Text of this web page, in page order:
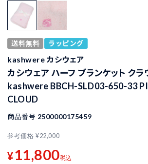
送料無料 ラッピング
kashwere カシウェア
カシウェア ハーフ ブランケット クラ
kashwere BBCH-SLD03-650-33
CLOUD
商品番号 2500000175459
参考価格 ¥22,000
¥11,800税込